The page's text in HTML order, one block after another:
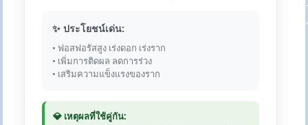
✨ ประโยชน์เด่น:
• ฟอสฟอรัสสูง เร่งดอก เร่งราก
• เพิ่มการติดผล ลดการร่วง
• เสริมความแข็งแรงของราก
💎 เหตุผลที่ใช้คู่กัน: